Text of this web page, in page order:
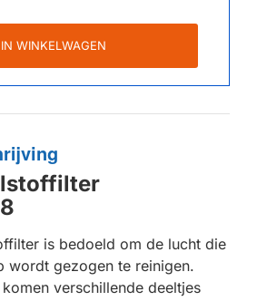
IN WINKELWAGEN
is bedoeld om de lucht die
wordt gezogen te reinigen.
verschillende deeltjes